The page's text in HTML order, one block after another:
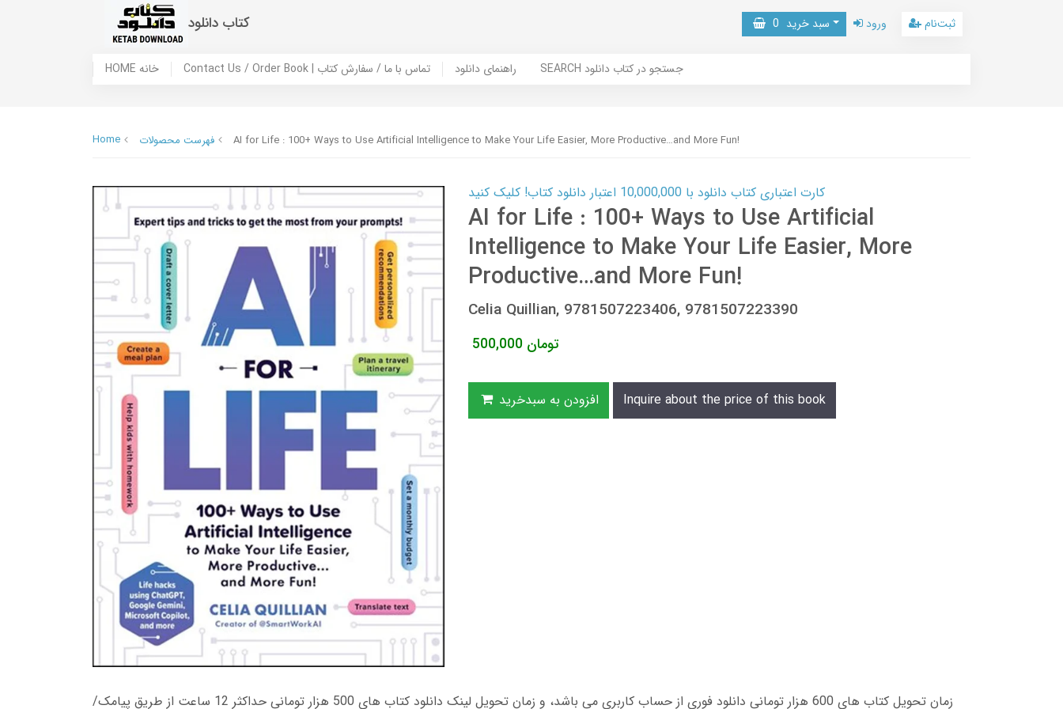
کتاب دانلود سبد خرید 0 ورود ثبت‌نام
HOME خانه Contact Us / Order Book | تماس با ما / سفارش کتاب راهنمای دانلود SEARCH جستجو در کتاب دانلود
Home فهرست محصولات AI for Life : 100+ Ways to Use Artificial Intelligence to Make Your Life Easier, More Productive…and More Fun!
کارت اعتباری کتاب دانلود با 10,000,000 اعتبار دانلود کتاب! کلیک کنید
AI for Life : 100+ Ways to Use Artificial
Intelligence to Make Your Life Easier, More
Productive…and More Fun!
Celia Quillian, 9781507223406, 9781507223390
500,000 تومان
افزودن به سبدخرید Inquire about the price of this book
زمان تحویل کتاب های 600 هزار تومانی دانلود فوری از حساب کاربری می باشد، و زمان تحویل لینک دانلود کتاب های 500 هزار تومانی حداکثر 12 ساعت از طریق پیامک/